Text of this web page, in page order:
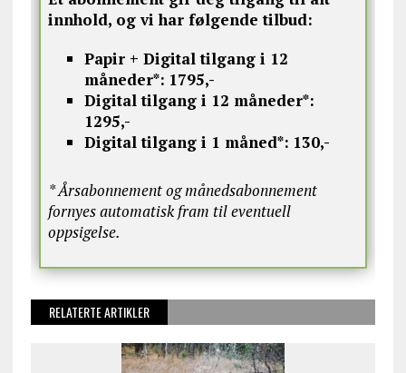
innhold, og vi har følgende tilbud:
Papir + Digital tilgang i 12
måneder*: 1795,-
Digital tilgang i 12 måneder*:
1295,-
Digital tilgang i 1 måned*: 130,-
* Årsabonnement og månedsabonnement
fornyes automatisk fram til eventuell
oppsigelse.
RELATERTE ARTIKLER